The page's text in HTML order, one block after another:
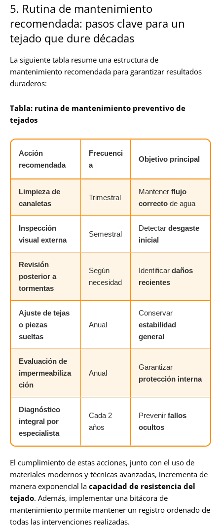
5. Rutina de mantenimiento
recomendada: pasos clave para un
tejado que dure décadas
La siguiente tabla resume una estructura de
mantenimiento recomendada para garantizar resultados
duraderos:
Tabla: rutina de mantenimiento preventivo de
tejados
Acción
recomendada
Frecuenci
a
Objetivo principal
Limpieza de
canaletas
Trimestral
Mantener flujo
correcto de agua
Inspección
visual externa
Semestral
Detectar desgaste
inicial
Revisión
posterior a
tormentas
Según
necesidad
Identificar daños
recientes
Ajuste de tejas
o piezas
sueltas
Anual
Conservar
estabilidad
general
Evaluación de
impermeabiliza
ción
Anual
Garantizar
protección interna
Diagnóstico
integral por
especialista
Cada 2
años
Prevenir fallos
ocultos
El cumplimiento de estas acciones, junto con el uso de
materiales modernos y técnicas avanzadas, incrementa de
manera exponencial la capacidad de resistencia del
tejado. Además, implementar una bitácora de
mantenimiento permite mantener un registro ordenado de
todas las intervenciones realizadas.